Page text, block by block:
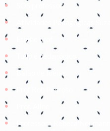
SOS professor
Atividades Pedagógicas
Etiene prof
Tudo é pedagógico
Balão de Ideias
Prof Roh Pedroso
Professora Rebeca Neumann